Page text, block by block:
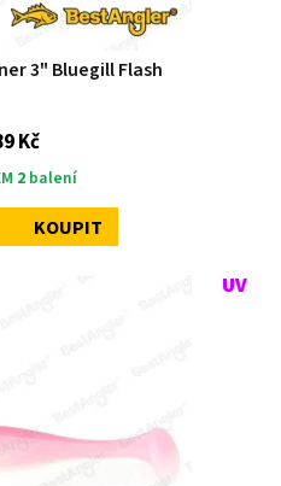
3" Bluegill Flash
Kč
2balení
KOUPIT